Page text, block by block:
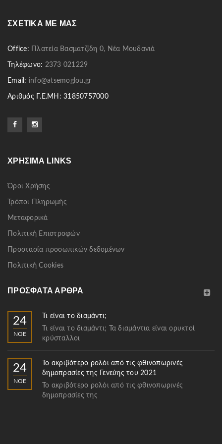
ΣΧΕΤΙΚΆ ΜΕ ΜΑΣ
Office: Πλατεία Βασματζίδη 0, Νέα Μουδανιά
Τηλέφωνο: 2373 021229
Email: info@atsemoglou.gr
Αριθμός Γ.Ε.ΜΗ: 31850757000
ΧΡΉΣΙΜΑ LINKS
Όροι Χρήσης
Τρόποι Πληρωμής
Μεταφορικά
Πολιτική Επιστροφών
Προστασία προσωπικών δεδομένων
Πολιτική Cookies
ΠΡΌΣΦΑΤΑ ΆΡΘΡΑ
24
ΝΟΈ
Τι είναι το διαμάντι;
Τι είναι το διαμάντι; Τα διαμάντια είναι ορυκτοί
κρύσταλλοι
24
ΝΟΈ
Το ακριβότερο ρολόι από τις φθινοπωρινές
δημοπρασίες της Γενεύης του 2021
Το ακριβότερο ρολόι από τις φθινοπωρινές
δημοπρασίες της